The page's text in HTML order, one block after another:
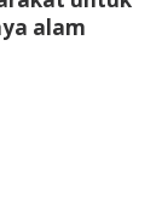
alam